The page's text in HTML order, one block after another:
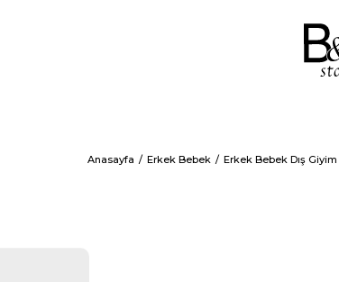
Anasayfa Erkek Bebek Erkek Bebek Dış Giyim